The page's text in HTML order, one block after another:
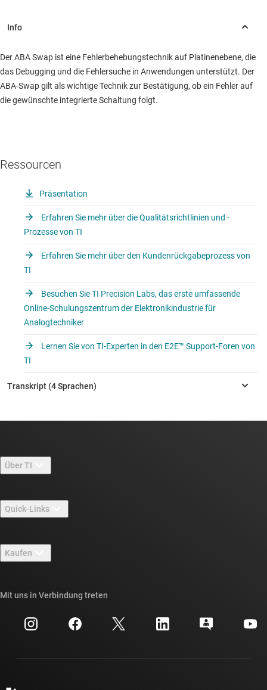
Der ABA Swap ist eine Fehlerbehebungstechnik auf Platinenebene, die
das Debugging und die Fehlersuche in Anwendungen unterstützt. Der
ABA-Swap gilt als wichtige Technik zur Bestätigung, ob ein Fehler auf
die gewünschte integrierte Schaltung folgt.
Ressourcen
Präsentation
Erfahren Sie mehr über die Qualitätsrichtlinien und -
Prozesse von TI
Erfahren Sie mehr über den Kundenrückgabeprozess von
TI
Besuchen Sie TI Precision Labs, das erste umfassende
Online-Schulungszentrum der Elektronikindustrie für
Analogtechniker
Lernen Sie von TI-Experten in den E2E™ Support-Foren von
TI
Über TI
Stellenangebote
Newsroom
Veranstaltungen
Investorenbeziehungen
Quick-Links
TI E2E™-Design-Support-Foren
Querverweis-Suche
Kundensupportzentrum
Kaufen
Häufig gestellte Fragen zu Bestellungen
Mit uns in Verbindung treten